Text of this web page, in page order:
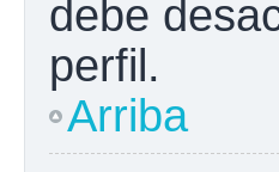
debe
perfil.
Arriba